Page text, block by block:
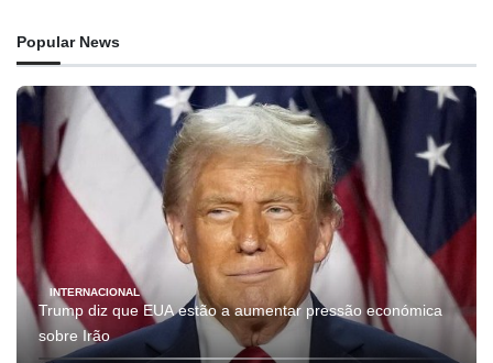
Popular News
INTERNACIONAL
Trump diz que EUA estão a aumentar pressão económica
sobre Irão